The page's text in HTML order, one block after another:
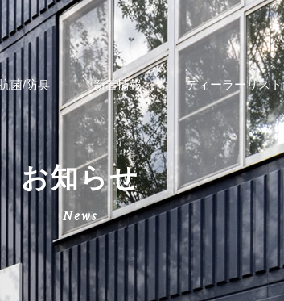
菌/防臭 新着情報 ディーラーリスト
お知らせ
News